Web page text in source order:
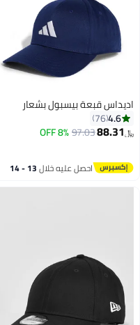
اديداس قبعة بيسبول بشعار
4.6
76
﷼‏88.31
97.03
8% OFF
احصل عليه خلال 13 - 14